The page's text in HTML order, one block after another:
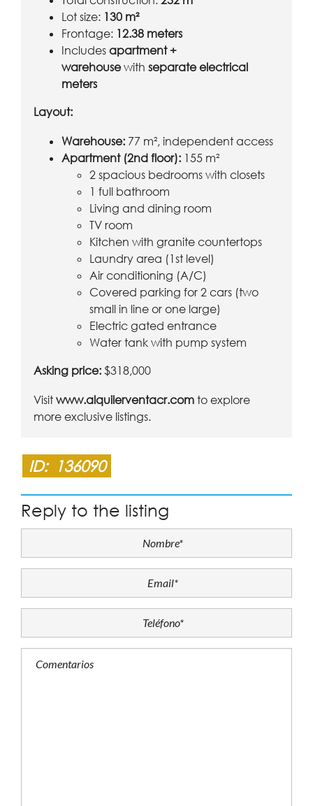
Lot size: 130 m²
Frontage: 12.38 meters
Includes apartment +
warehousewith separate electrical
meters
Layout:
Warehouse: 77 m², independent access
Apartment (2nd floor): 155 m²
2 spacious bedrooms with closets
1 full bathroom
Living and dining room
TV room
Kitchen with granite countertops
Laundry area (1st level)
Air conditioning (A/C)
Covered parking for 2 cars (two
small in line or one large)
Electric gated entrance
Water tank with pump system
Asking price: $318,000
Visit www.alquilerventacr.com to explore
more exclusive listings.
ID: 136090
Reply to the listing